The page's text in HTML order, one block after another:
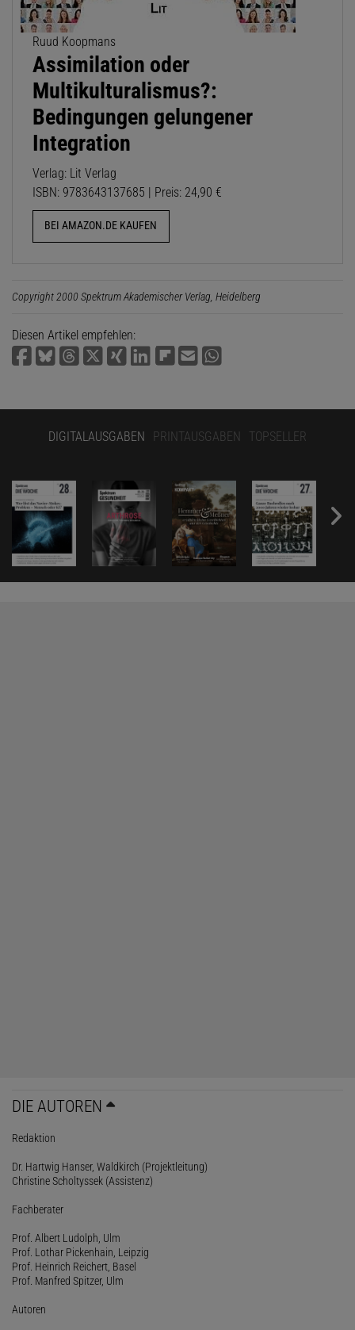
Ruud Koopmans
Assimilation oder
Multikulturalismus?:
Bedingungen gelungener
Integration
Verlag: Lit Verlag
ISBN: 9783643137685 | Preis: 24,90 €
BEI AMAZON.DE KAUFEN
Copyright 2000 Spektrum Akademischer Verlag, Heidelberg
Diesen Artikel empfehlen:
DIGITALAUSGABEN PRINTAUSGABEN TOPSELLER
DIE AUTOREN
Redaktion
Dr. Hartwig Hanser, Waldkirch (Projektleitung)
Christine Scholtyssek (Assistenz)
Fachberater
Prof. Albert Ludolph, Ulm
Prof. Lothar Pickenhain, Leipzig
Prof. Heinrich Reichert, Basel
Prof. Manfred Spitzer, Ulm
Autoren